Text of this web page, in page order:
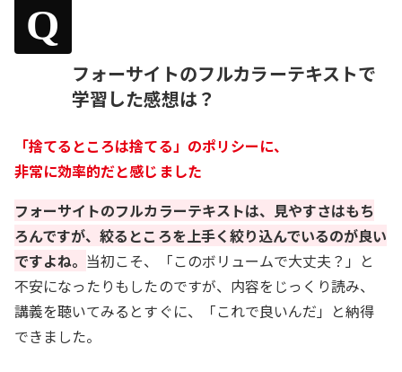
Q
フォーサイトのフルカラーテキストで
学習した感想は？
「捨てるところは捨てる」のポリシーに、
非常に効率的だと感じました
フォーサイトのフルカラーテキストは、見やすさはもち
ろんですが、絞るところを上手く絞り込んでいるのが良い
ですよね。 当初こそ、「このボリュームで大丈夫？」と
不安になったりもしたのですが、内容をじっくり読み、
講義を聴いてみるとすぐに、「これで良いんだ」と納得
できました。